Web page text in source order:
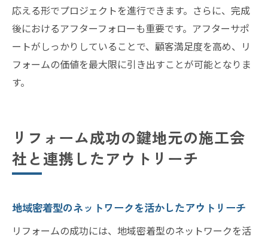
応える形でプロジェクトを進行できます。さらに、完成
後におけるアフターフォローも重要です。アフターサポ
ートがしっかりしていることで、顧客満足度を高め、リ
フォームの価値を最大限に引き出すことが可能となりま
す。
リフォーム成功の鍵地元の施工会
社と連携したアウトリーチ
地域密着型のネットワークを活かしたアウトリーチ
リフォームの成功には、地域密着型のネットワークを活